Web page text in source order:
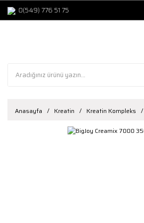
0(549) 776 51 75
Anasayfa Kreatin Kreatin Kompleks